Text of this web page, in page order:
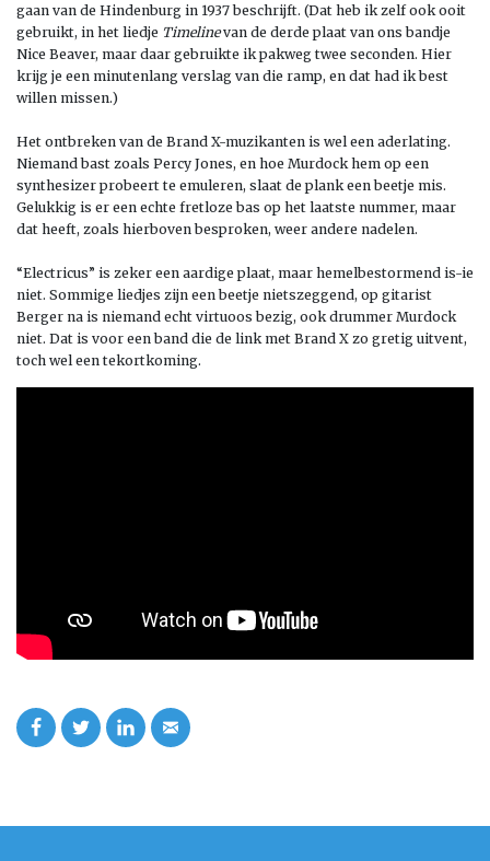
gaan van de Hindenburg in 1937 beschrijft. (Dat heb ik zelf ook ooit
gebruikt, in het liedje Timelinevan de derde plaat van ons bandje
Nice Beaver, maar daar gebruikte ik pakweg twee seconden. Hier
krijg je een minutenlang verslag van die ramp, en dat had ik best
willen missen.)
Het ontbreken van de Brand X-muzikanten is wel een aderlating.
Niemand bast zoals Percy Jones, en hoe Murdock hem op een
synthesizer probeert te emuleren, slaat de plank een beetje mis.
Gelukkig is er een echte fretloze bas op het laatste nummer, maar
dat heeft, zoals hierboven besproken, weer andere nadelen.
“Electricus” is zeker een aardige plaat, maar hemelbestormend is-ie
niet. Sommige liedjes zijn een beetje nietszeggend, op gitarist
Berger na is niemand echt virtuoos bezig, ook drummer Murdock
niet. Dat is voor een band die de link met Brand X zo gretig uitvent,
toch wel een tekortkoming.